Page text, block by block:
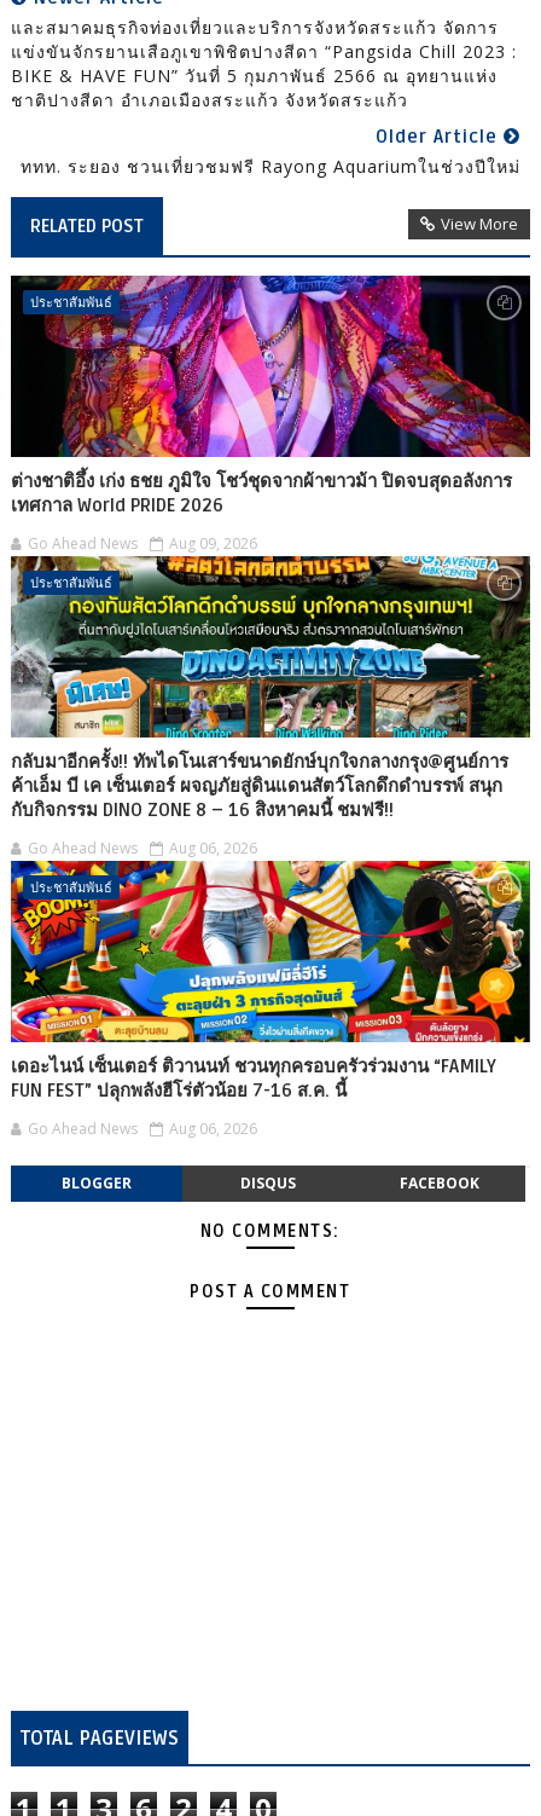
และสมาคมธุรกิจท่องเที่ยวและบริการจังหวัดสระแก้ว จัดการ
แข่งขันจักรยานเสือภูเขาพิชิตปางสีดา “Pangsida Chill 2023 :
BIKE & HAVE FUN” วันที่ 5 กุมภาพันธ์ 2566 ณ อุทยานแห่ง
ชาติปางสีดา อำเภอเมืองสระแก้ว จังหวัดสระแก้ว
Older Article
ททท. ระยอง ชวนเที่ยวชมฟรี Rayong Aquariumในช่วงปีใหม่
RELATED POST View More
ประชาสัมพันธ์
ต่างชาติอึ้ง เก่ง ธชย ภูมิใจ โชว์ชุดจากผ้าขาวม้า ปิดจบสุดอลังการ
เทศกาล World PRIDE 2026
Go Ahead News Aug 09, 2026
ประชาสัมพันธ์
กลับมาอีกครั้ง!! ทัพไดโนเสาร์ขนาดยักษ์บุกใจกลางกรุง@ศูนย์การ
ค้าเอ็ม บี เค เซ็นเตอร์ ผจญภัยสู่ดินแดนสัตว์โลกดึกดำบรรพ์ สนุก
กับกิจกรรม DINO ZONE 8 – 16 สิงหาคมนี้ ชมฟรี!!
Go Ahead News Aug 06, 2026
ประชาสัมพันธ์
เดอะไนน์ เซ็นเตอร์ ติวานนท์ ชวนทุกครอบครัวร่วมงาน “FAMILY
FUN FEST” ปลุกพลังฮีโร่ตัวน้อย 7-16 ส.ค. นี้
Go Ahead News Aug 06, 2026
BLOGGER DISQUS FACEBOOK
NO COMMENTS:
POST A COMMENT
TOTAL PAGEVIEWS